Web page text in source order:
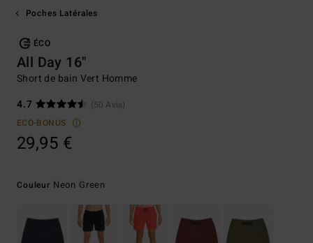
Poches Latérales
ÉCO
All Day 16"
Short de bain Vert Homme
4.7
(50 Avis)
ECO-BONUS
29,95 €
Couleur Neon Green